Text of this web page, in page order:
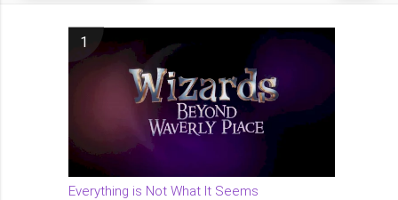
1
Everything is Not What It Seems